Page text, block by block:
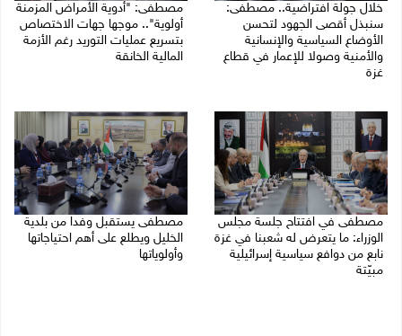
خلال جولة افتراضية.. مصطفى:
سنبذل أقصى الجهود لتحسن
الأوضاع السياسية والإنسانية
والأمنية وصولا للإعمار في قطاع
غزة
مصطفى: "أدوية الأمراض المزمنة
أولوية".. موجها جهات الاختصاص
بتسريع عمليات التوريد رغم الأزمة
المالية الخانقة
مصطفى في افتتاح جلسة مجلس
الوزراء: ما يتعرض له شعبنا في غزة
نابع من دوافع سياسية إسرائيلية
مبيّتة
مصطفى يستقبل وفدا من بلدية
الخليل ويطلع على أهم احتياجاتها
وأولوياتها